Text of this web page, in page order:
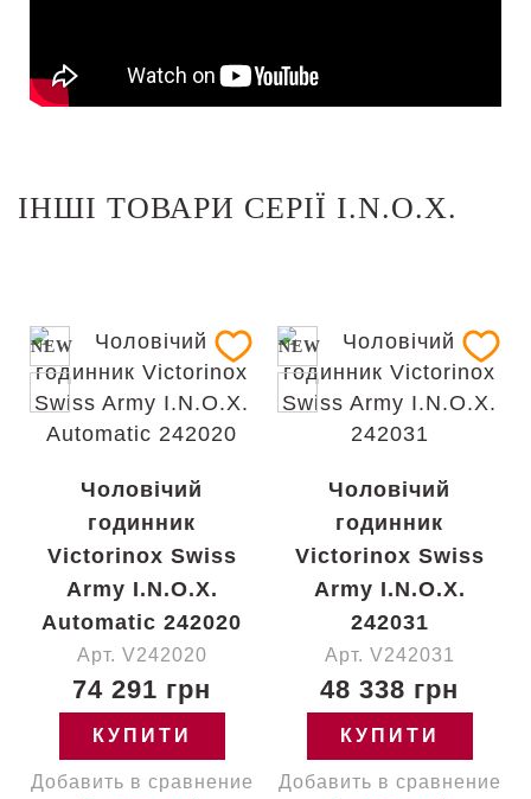
ІНШІ ТОВАРИ СЕРІЇ I.N.O.X.
NEW
Чоловічий
годинник
Victorinox Swiss
Army I.N.O.X.
Automatic 242020
Арт. V242020
74 291 грн
КУПИТИ
Добавить в сравнение
NEW
Чоловічий
годинник
Victorinox Swiss
Army I.N.O.X.
242031
Арт. V242031
48 338 грн
КУПИТИ
Добавить в сравнение